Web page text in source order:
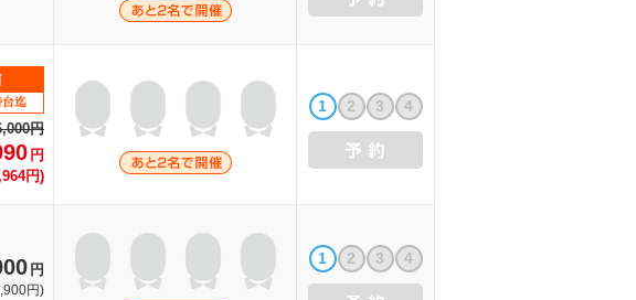
台迄
円
円
円)
1 2 3 4
円
円)
1 2 3 4